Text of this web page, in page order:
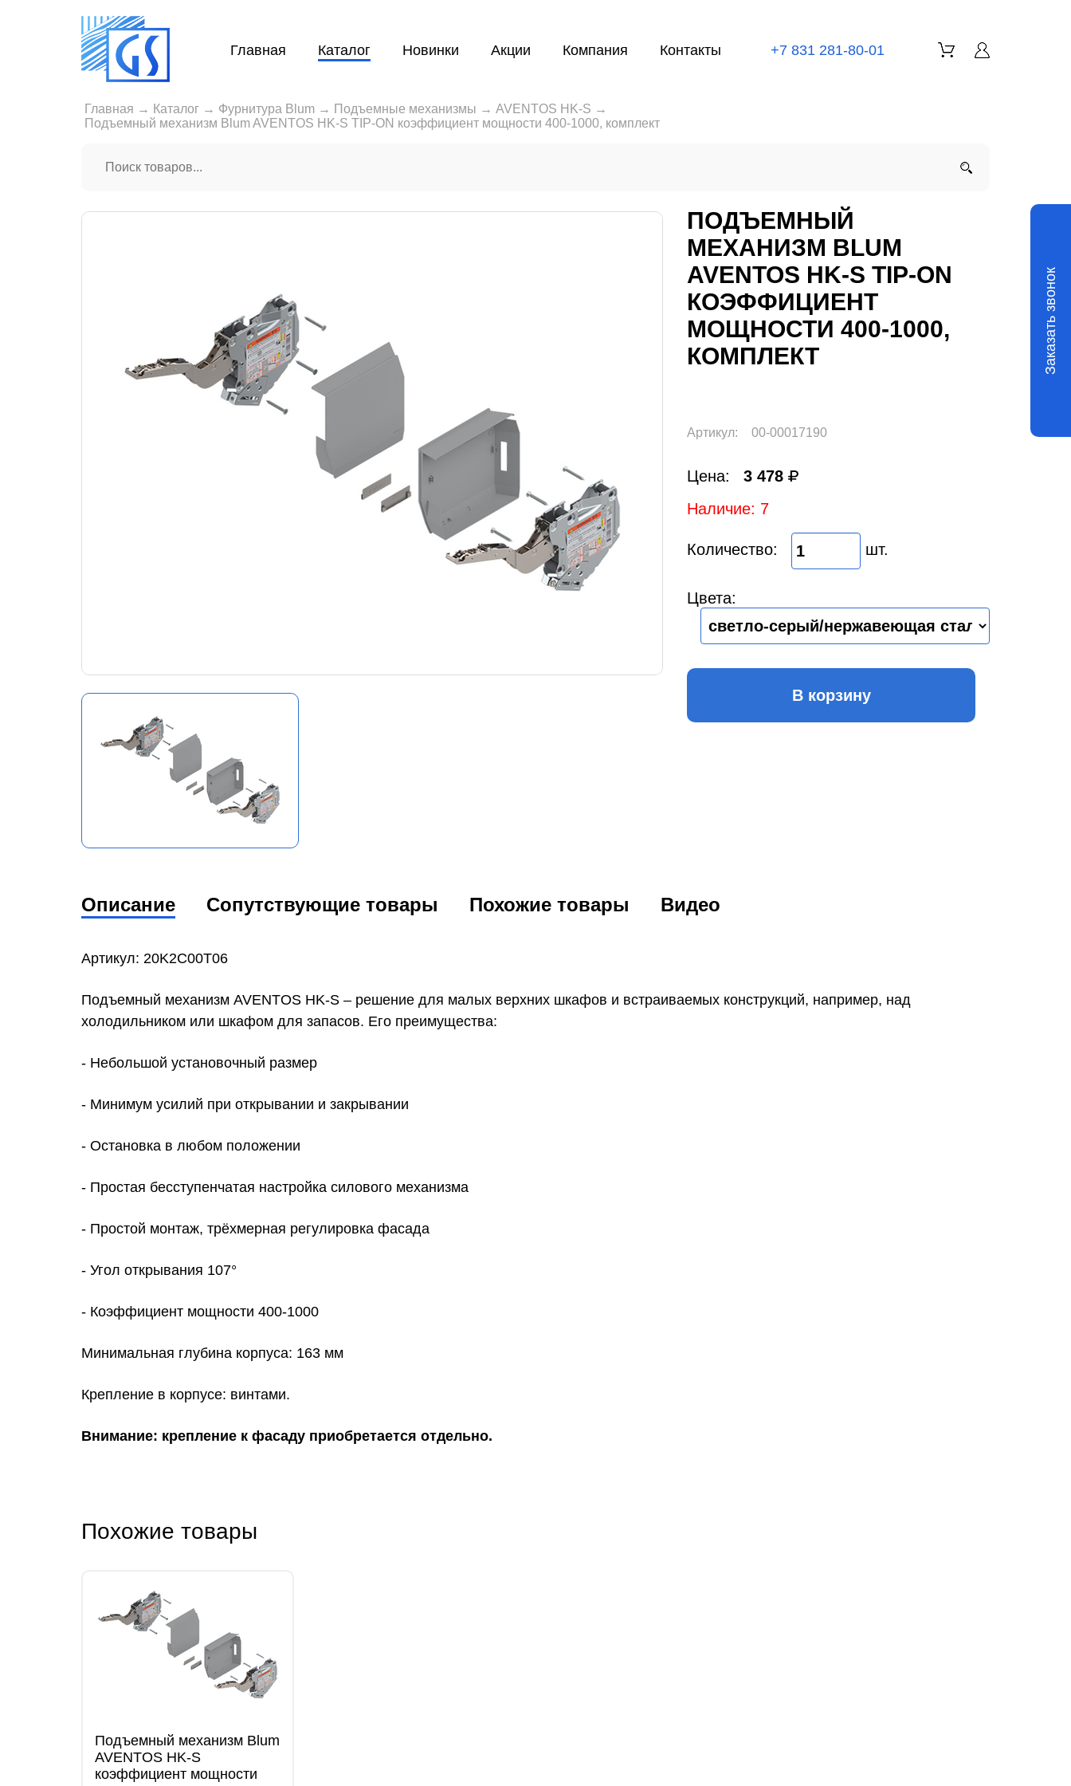
Главная Каталог Новинки Акции Компания Контакты +7 831 281-80-01
Главная → Каталог → Фурнитура Blum → Подъемные механизмы → AVENTOS HK-S →
Подъемный механизм Blum AVENTOS HK-S TIP-ON коэффициент мощности 400-1000, комплект
ПОДЪЕМНЫЙ
МЕХАНИЗМ BLUM
AVENTOS HK-S TIP-ON
КОЭФФИЦИЕНТ
МОЩНОСТИ 400-1000,
КОМПЛЕКТ
Артикул: 00-00017190
Цена:
3 478
Наличие: 7
Количество: шт.
Цвета:
В корзину
Описание Сопутствующие товары Похожие товары Видео
Артикул: 20K2C00T06
Подъемный механизм AVENTOS HK-S – решение для малых верхних шкафов и встраиваемых конструкций, например, над
холодильником или шкафом для запасов. Его преимущества:
- Небольшой установочный размер
- Минимум усилий при открывании и закрывании
- Остановка в любом положении
- Простая бесступенчатая настройка силового механизма
- Простой монтаж, трёхмерная регулировка фасада
- Угол открывания 107°
- Коэффициент мощности 400-1000
Минимальная глубина корпуса: 163 мм
Крепление в корпусе: винтами.
Внимание: крепление к фасаду приобретается отдельно.
Похожие товары
Подъемный механизм Blum
AVENTOS HK-S
коэффициент мощности
Заказать звонок